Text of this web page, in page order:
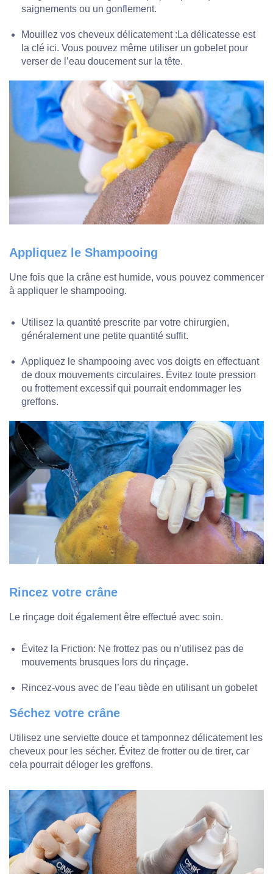
saignements ou un gonflement.
Mouillez vos cheveux délicatement :La délicatesse est
la clé ici. Vous pouvez même utiliser un gobelet pour
verser de l’eau doucement sur la tête.
Appliquez le Shampooing
Une fois que la crâne est humide, vous pouvez commencer
à appliquer le shampooing.
Utilisez la quantité prescrite par votre chirurgien,
généralement une petite quantité suffit.
Appliquez le shampooing avec vos doigts en effectuant
de doux mouvements circulaires. Évitez toute pression
ou frottement excessif qui pourrait endommager les
greffons.
Rincez votre crâne
Le rinçage doit également être effectué avec soin.
Évitez la Friction: Ne frottez pas ou n’utilisez pas de
mouvements brusques lors du rinçage.
Rincez-vous avec de l’eau tiède en utilisant un gobelet
Séchez votre crâne
Utilisez une serviette douce et tamponnez délicatement les
cheveux pour les sécher. Évitez de frotter ou de tirer, car
cela pourrait déloger les greffons.